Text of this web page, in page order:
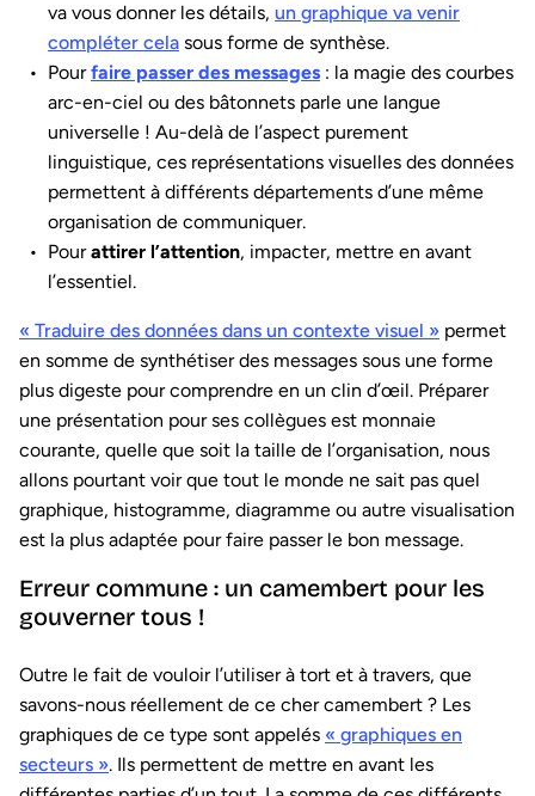
va vous donner les détails, un graphique va venir
compléter cela sous forme de synthèse.
Pourfaire passer des messages : la magie des courbes
arc-en-ciel ou des bâtonnets parle une langue
universelle ! Au-delà de l’aspect purement
linguistique, ces représentations visuelles des données
permettent à différents départements d’une même
organisation de communiquer.
Pourattirer l’attention, impacter, mettre en avant
l’essentiel.
« Traduire des données dans un contexte visuel » permet
en somme de synthétiser des messages sous une forme
plus digeste pour comprendre en un clin d’œil. Préparer
une présentation pour ses collègues est monnaie
courante, quelle que soit la taille de l’organisation, nous
allons pourtant voir que tout le monde ne sait pas quel
graphique, histogramme, diagramme ou autre visualisation
est la plus adaptée pour faire passer le bon message.
Erreur commune : un camembert pour les
gouverner tous !
Outre le fait de vouloir l’utiliser à tort et à travers, que
savons-nous réellement de ce cher camembert ? Les
graphiques de ce type sont appelés « graphiques en
secteurs ». Ils permettent de mettre en avant les